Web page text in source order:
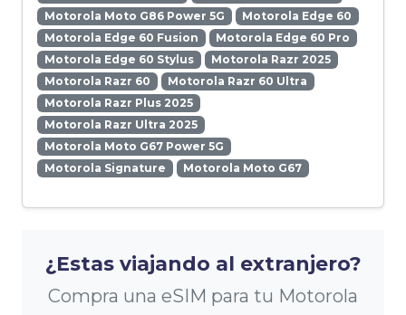
Motorola Moto G86 Power 5G
Motorola Edge 60
Motorola Edge 60 Fusion
Motorola Edge 60 Pro
Motorola Edge 60 Stylus
Motorola Razr 2025
Motorola Razr 60
Motorola Razr 60 Ultra
Motorola Razr Plus 2025
Motorola Razr Ultra 2025
Motorola Moto G67 Power 5G
Motorola Signature
Motorola Moto G67
¿Estas viajando al extranjero?
Compra una eSIM para tu Motorola